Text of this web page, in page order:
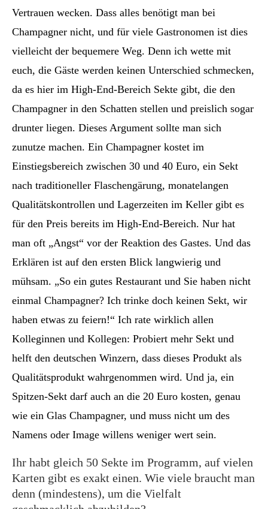
Vertrauen wecken. Dass alles benötigt man bei
Champagner nicht, und für viele Gastronomen ist dies
vielleicht der bequemere Weg. Denn ich wette mit
euch, die Gäste werden keinen Unterschied schmecken,
da es hier im High-End-Bereich Sekte gibt, die den
Champagner in den Schatten stellen und preislich sogar
drunter liegen. Dieses Argument sollte man sich
zunutze machen. Ein Champagner kostet im
Einstiegsbereich zwischen 30 und 40 Euro, ein Sekt
nach traditioneller Flaschengärung, monatelangen
Qualitätskontrollen und Lagerzeiten im Keller gibt es
für den Preis bereits im High-End-Bereich. Nur hat
man oft „Angst“ vor der Reaktion des Gastes. Und das
Erklären ist auf den ersten Blick langwierig und
mühsam. „So ein gutes Restaurant und Sie haben nicht
einmal Champagner? Ich trinke doch keinen Sekt, wir
haben etwas zu feiern!“ Ich rate wirklich allen
Kolleginnen und Kollegen: Probiert mehr Sekt und
helft den deutschen Winzern, dass dieses Produkt als
Qualitätsprodukt wahrgenommen wird. Und ja, ein
Spitzen-Sekt darf auch an die 20 Euro kosten, genau
wie ein Glas Champagner, und muss nicht um des
Namens oder Image willens weniger wert sein.
Ihr habt gleich 50 Sekte im Programm, auf vielen
Karten gibt es exakt einen. Wie viele braucht man
denn (mindestens), um die Vielfalt